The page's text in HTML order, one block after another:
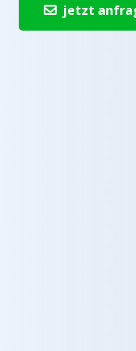
jetzt